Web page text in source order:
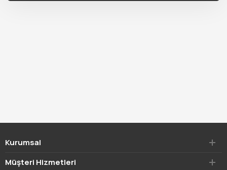
Kurumsal
Müşteri Hizmetleri